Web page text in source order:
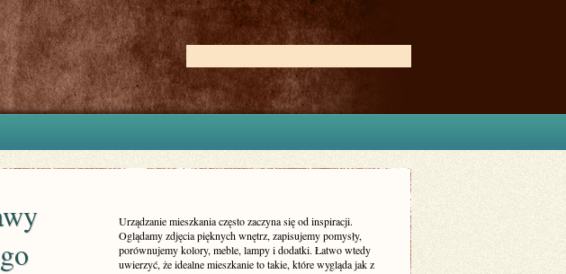
Urządzanie mieszkania często zaczyna się od inspiracji.
Oglądamy zdjęcia pięknych wnętrz, zapisujemy pomysły,
porównujemy kolory, meble, lampy i dodatki. Łatwo wtedy
uwierzyć, że idealne mieszkanie to takie, które wygląda jak z